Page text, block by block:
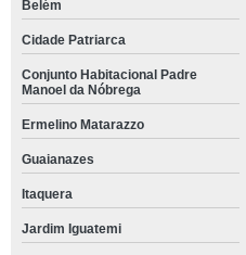
Belém
Cidade Patriarca
Conjunto Habitacional Padre
Manoel da Nóbrega
Ermelino Matarazzo
Guaianazes
Itaquera
Jardim Iguatemi